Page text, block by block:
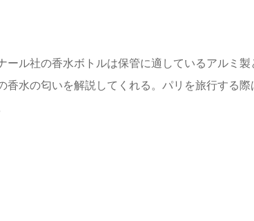
ル社の香水ボトルは保管に適しているアルミ製
水の匂いを解説してくれる。パリを旅行する際